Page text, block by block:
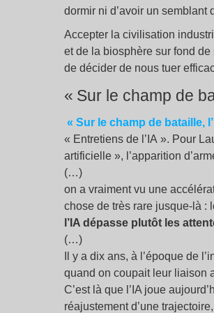
dormir ni d’avoir un semblant
Accepter la civilisation
et de la biosphère sur fond
de décider de nous tuer
« Sur le champ de
« Sur le champ de bataille,
« Entretiens de l’IA ». Pour
artificielle », l’apparition
(…)
on a vraiment vu une
chose de très rare jusque-là :
l’IA dépasse plutôt les
(…)
Il y a dix ans, à l’époque de
quand on coupait leur liaison
C’est là que l’IA joue
réajustement d’une